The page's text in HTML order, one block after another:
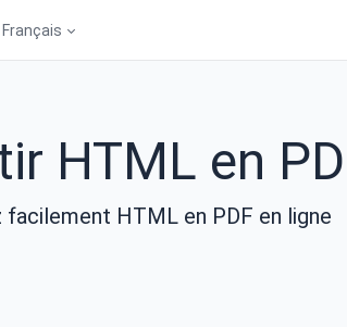
Français
HTML en
facilement HTML en PDF en ligne